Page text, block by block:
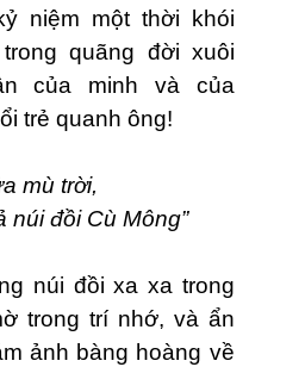
niệm một thời khói
quãng đời xuôi
của minh và của
trẻ quanh ông!
mù trời,
núi đồi Cù Mông”
núi đồi xa xa trong
trong trí nhớ, và ẩn
ảnh bàng hoàng về